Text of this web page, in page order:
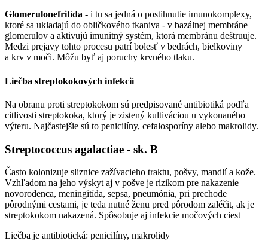
Glomerulonefritída - i tu sa jedná o postihnutie imunokomplexy,
ktoré sa ukladajú do obličkového tkaniva - v bazálnej membráne
glomerulov a aktivujú imunitný systém, ktorá membránu deštruuje.
Medzi prejavy tohto procesu patrí bolesť v bedrách, bielkoviny
a krv v moči. Môžu byť aj poruchy krvného tlaku.
Liečba streptokokových infekcií
Na obranu proti streptokokom sú predpisované antibiotiká podľa
citlivosti streptokoka, ktorý je zistený kultiváciou u vykonaného
výteru. Najčastejšie sú to penicilíny, cefalosporíny alebo makrolidy.
Streptococcus agalactiae - sk. B
Často kolonizuje sliznice zažívacieho traktu, pošvy, mandlí a kože.
Vzhľadom na jeho výskyt aj v pošve je rizikom pre nakazenie
novorodenca, meningitída, sepsa, pneumónia, pri prechode
pôrodnými cestami, je teda nutné ženu pred pôrodom zaléčit, ak je
streptokokom nakazená. Spôsobuje aj infekcie močových ciest
Liečba je antibiotická: penicilíny, makrolidy